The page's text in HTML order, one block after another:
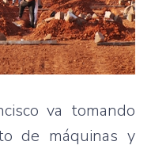
va tomando
de máquinas y